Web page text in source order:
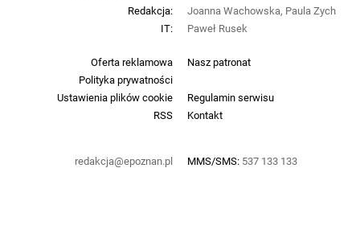
Oferta reklamowa
Nasz patronat
Polityka prywatności
Ustawienia plików cookie
Regulamin serwisu
RSS
Kontakt
redakcja@epoznan.pl MMS/SMS: 537 133 133
Redakcja:
Joanna Wachowska, Paula Zych
IT:
Paweł Rusek